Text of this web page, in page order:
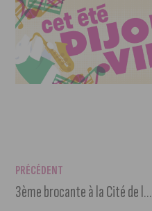
PRÉCÉDENT
3ème brocante à la Cité de la Gastronomie